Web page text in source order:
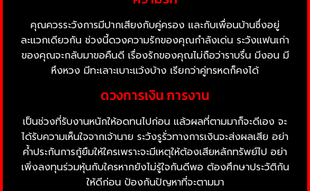
คุณควรระวังการมีปากเสียงกับคู่ครอง และกับเพื่อนบ้านซึ่งอยู่
ละแวกเดียวกัน ช่วงนี้ดวงความรักของคุณกำลังเด่น ระวังแฟนเก่า
ของคุณจะกลับมาขอคืนดี เรื่องรักของคุณไม่ถือว่าราบรื่น มีงอน มี
หึงหวง มีทะเลาะเบาะแว้งบ้าง เรียกว่าคู่ทรหดก็คงได้
ดวงการเงิน การงาน
เป็นช่วงที่รับงานหนักให้อดทนไปก่อน แล้วผลที่ตามมาก็จะดีเอง จะ
ได้รับความเห็นใจจากเจ้านาย ระวังรูรั่วทางการเงินจะส่งผลเสีย อย่า
ค้ำประกันการกู้ยืมให้ใครเพราะจะมีเหตุให้ต้องเสียหลักทรัพย์ไป อย่า
เพิ่งลงทุนร่วมหุ้นกับใครหากยังไม่รู้ใจกันดีพอ ต้องศึกษาประวัติกัน
ให้ดีก่อน ป้องกันปัญหาที่จะตามมา